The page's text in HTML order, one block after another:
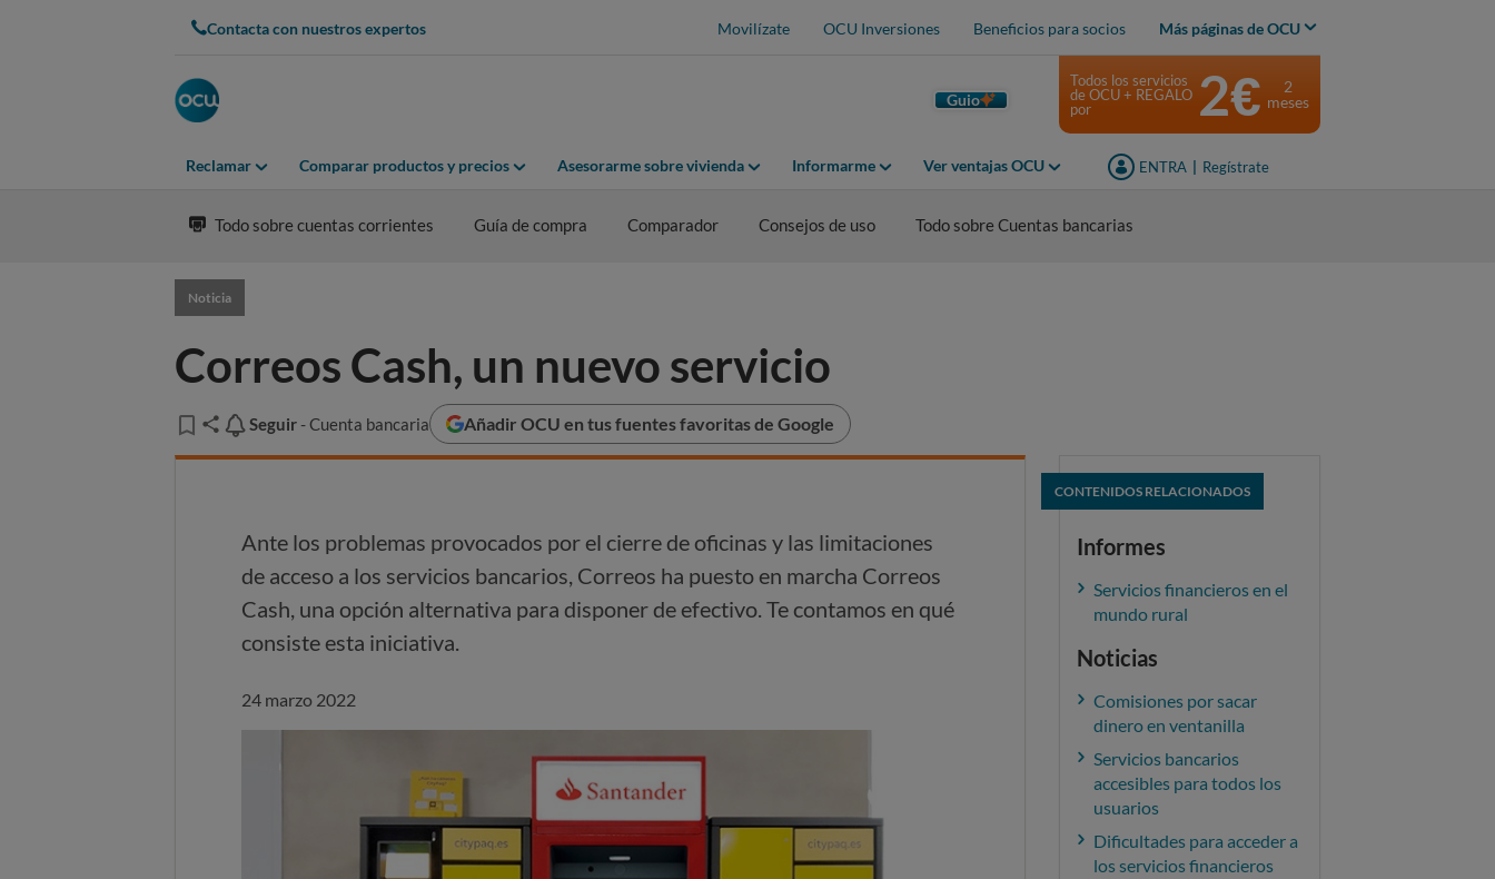
Contacta con nuestros expertos Movilízate OCU Inversiones Beneficios para socios Más páginas de OCU
Guio
Reclamar Comparar productos y precios Asesorarme sobre vivienda Informarme Ver ventajas OCU ENTRA Regístrate
Todos los servicios
de OCU + REGALO
por
2€
2
meses
Todo sobre cuentas corrientes Guía de compra Comparador Consejos de uso Todo sobre Cuentas bancarias
Noticia
Correos Cash, un nuevo servicio
Seguir
Seguir - Cuenta bancaria Añadir OCU en tus fuentes favoritas de Google
Ante los problemas provocados por el cierre de oficinas y las limitaciones
de acceso a los servicios bancarios, Correos ha puesto en marcha Correos
Cash, una opción alternativa para disponer de efectivo. Te contamos en qué
consiste esta iniciativa.
24 marzo 2022
CONTENIDOS RELACIONADOS
Informes
Servicios financieros en el
mundo rural
Noticias
Comisiones por sacar
dinero en ventanilla
Servicios bancarios
accesibles para todos los
usuarios
Dificultades para acceder a
los servicios financieros